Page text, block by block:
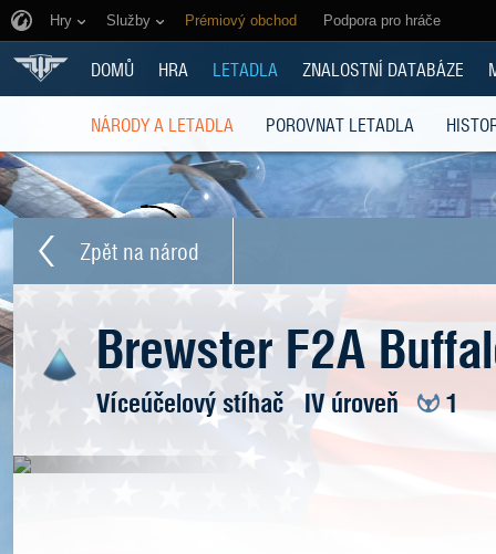
Hry Služby Prémiový obchod Podpora pro hráče
DOMŮ HRA LETADLA ZNALOSTNÍ DATABÁZE
NÁRODY A LETADLA POROVNAT LETADLA
Zpět na národ
Brewster F2A
Víceúčelový stíhač IV úroveň 1